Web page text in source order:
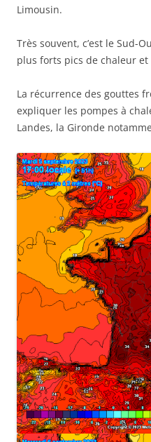
Limousin.
Très souvent, c’est le Sud-
plus forts pics de chaleur
La récurrence des gouttes
expliquer les pompes à
Landes, la Gironde